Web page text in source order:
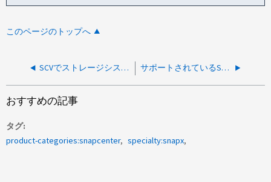
このページのトップへ
SCVでストレージシステム認証用の自己署名証明書を設定する方法 サポートされているSSL暗号スイートの設定方法
おすすめの記事
タグ
product-categories:snapcenter
specialty:snapx